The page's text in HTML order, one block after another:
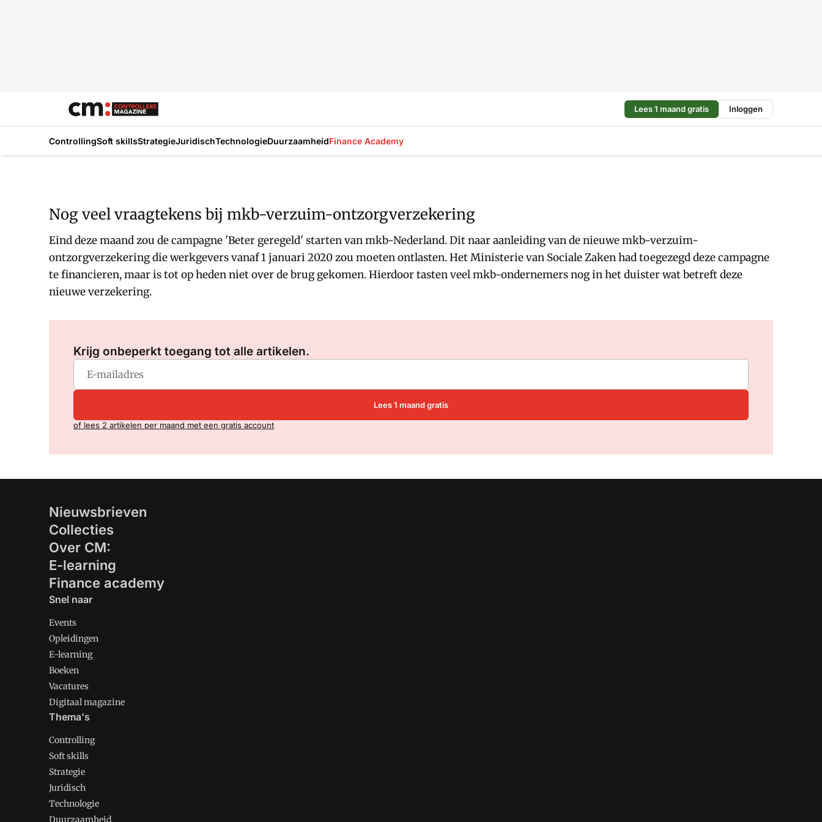
Lees 1 maand gratis Inloggen
ControllingSoft skillsStrategieJuridischTechnologieDuurzaamheidFinance Academy
Nog veel vraagtekens bij mkb-verzuim-ontzorgverzekering
Eind deze maand zou de campagne 'Beter geregeld' starten van mkb-Nederland. Dit naar aanleiding van de nieuwe mkb-verzuim-
ontzorgverzekering die werkgevers vanaf 1 januari 2020 zou moeten ontlasten. Het Ministerie van Sociale Zaken had toegezegd deze campagne
te financieren, maar is tot op heden niet over de brug gekomen. Hierdoor tasten veel mkb-ondernemers nog in het duister wat betreft deze
nieuwe verzekering.
Krijg onbeperkt toegang tot alle artikelen.
Lees 1 maand gratis
of lees 2 artikelen per maand met een gratis account
Nieuwsbrieven
Collecties
Over CM:
E-learning
Finance academy
Snel naar
Events
Opleidingen
E-learning
Boeken
Vacatures
Digitaal magazine
Thema's
Controlling
Soft skills
Strategie
Juridisch
Technologie
Duurzaamheid